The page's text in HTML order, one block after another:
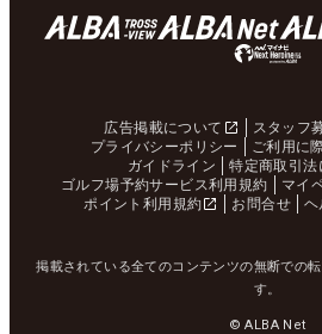
広告掲載について スタッフ
プライバシーポリシー
ご利用に
ガイドライン
特定商取引
ゴルフ場予約サービス利用規約
マイ
ポイント利用規約
お問合せ ヘ
掲載されている全てのコンテンツの無断での
す。
© ALBA Net